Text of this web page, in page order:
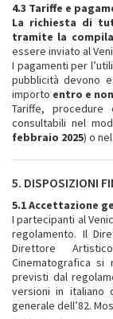
4.3 Tariffe e
La richiesta di
tramite la
essere inviato al
I pagamenti per
pubblicità devono
importo entro e
Tariffe,
consultabili nel
febbraio 2025) o nel
5. DISPOSIZIONI
5.1 Accettazione
I partecipanti al
regolamento. Il
Direttore
Cinematografica
previsti dal
versioni in italiano
generale dell’82.